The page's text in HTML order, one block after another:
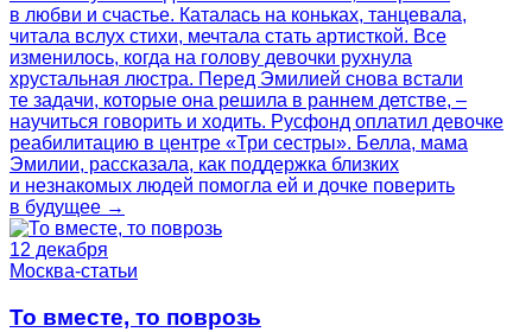
в любви и счастье. Каталась на коньках, танцевала,
читала вслух стихи, мечтала стать артисткой. Все
изменилось, когда на голову девочки рухнула
хрустальная люстра. Перед Эмилией снова встали
те задачи, которые она решила в раннем детстве, –
научиться говорить и ходить. Русфонд оплатил девочке
реабилитацию в центре «Три сестры». Белла, мама
Эмилии, рассказала, как поддержка близких
и незнакомых людей помогла ей и дочке поверить
в будущее →
12 декабря
Москва-статьи
То вместе, то поврозь